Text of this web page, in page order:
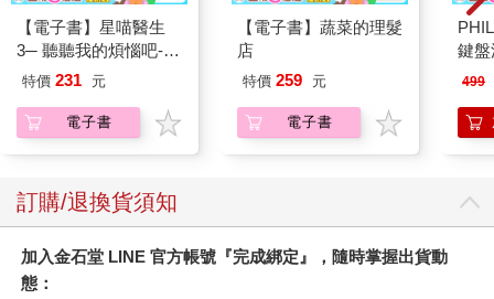
【電子書】星喵醫生
3─ 聽聽我的煩惱吧-實
現自我
特價 231 元
電子書
【電子書】蔬菜的理髮
店
特價 259 元
電子書
鍵盤
499
訂購/退換貨須知
加入金石堂 LINE 官方帳號『完成綁定』，隨時掌握出貨動
態：